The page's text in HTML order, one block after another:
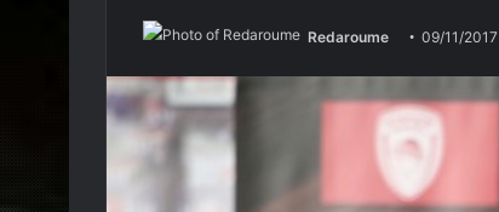
Redaroume 09/11/2017